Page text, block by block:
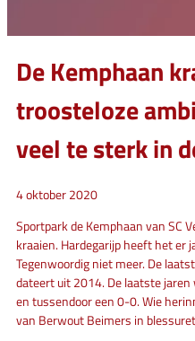
De Kemphaan
troosteloze
veel te sterk in
4 oktober 2020
Sportpark de Kemphaan van SC
kraaien. Hardegarijp heeft het er
Tegenwoordig niet meer. De
dateert uit 2014. De laatste
en tussendoor een 0-0. Wie
van Berwout Beimers in